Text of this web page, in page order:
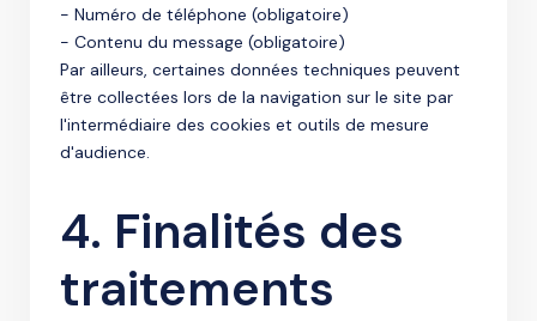
- Numéro de téléphone (obligatoire)
- Contenu du message (obligatoire)
Par ailleurs, certaines données techniques peuvent
être collectées lors de la navigation sur le site par
l'intermédiaire des cookies et outils de mesure
d'audience.
4. Finalités des
traitements